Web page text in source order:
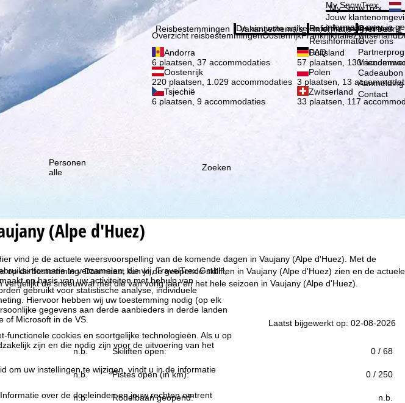
te verzamelen, die wij, TravelTrex GmbH,
op basis van uw activiteiten met behulp van
gebruikt voor statistische analyse, individuele
Hiervoor hebben wij uw toestemming nodig (op elk
gegevens aan derde aanbieders in derde landen
of Microsoft in de VS.
functionele cookies en soortgelijke technologieën. Als u op
zijn en die nodig zijn voor de uitvoering van het
om uw instellingen te wijzigen, vindt u in de informatie
over de doeleinden en jouw rechten omtrent
My SnowTrex
My SnowTrex
Jouw
informatie over je
Reisbestemmingen
Overzicht reisbestemmingenOostenrijkFrankrijkItaliëZwitserland
Andorra
6 plaatsen, 37 accommodaties
Duitsland
57 plaatsen, 130
Oostenrijk
220 plaatsen, 1.029 accommodaties
Polen
3 plaatsen, 13
Tsjechië
6 plaatsen, 9 accommodaties
Zwitserland
33 plaatsen, 117
Vakantiethema's
De nieuwste artikelen in ons magazine
Informatie
Reisinformatie
Reisinformatie
FAQ
Het bedrijf
Over ons
Over ons
Cadeaubon
Contact
Personen
alle
Zoeken
(Alpe d'Huez)
vind je de actuele weersvoorspelling van de komende dagen in Vaujany (Alpe d'Huez). Met de
op de bestemming. Daarnaast kun je de geopende skiliften in Vaujany (Alpe d'Huez) zien en de actuele
de sneeuwval met die van vorig jaar en het hele seizoen in Vaujany (Alpe d'Huez).
Laatst bijgewerkt op: 02-08-2026
n.b. Skiliften open: 0 / 68
n.b. Pistes open (in km): 0 / 250
n.b. Rodelbaan geopend: n.b.